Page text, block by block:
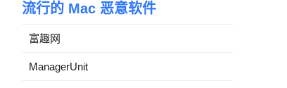
流行的 Mac 恶意软件
富趣网
ManagerUnit